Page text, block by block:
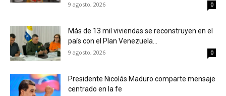
9 agosto, 2026 0
Más de 13 mil viviendas se reconstruyen en el
país con el Plan Venezuela...
9 agosto, 2026 0
Presidente Nicolás Maduro comparte mensaje
centrado en la fe